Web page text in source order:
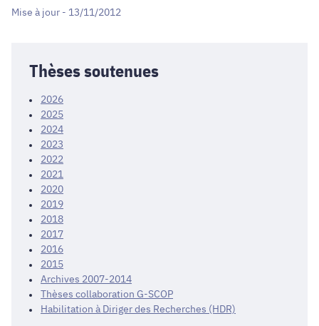
Mise à jour - 13/11/2012
Thèses soutenues
2026
2025
2024
2023
2022
2021
2020
2019
2018
2017
2016
2015
Archives 2007-2014
Thèses collaboration G-SCOP
Habilitation à Diriger des Recherches (HDR)